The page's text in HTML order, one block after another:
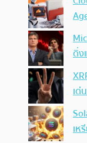
ดิ่ง
เด่
เห